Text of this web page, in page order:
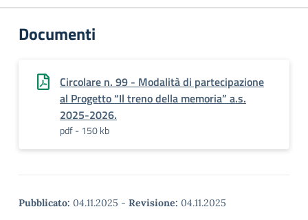
Documenti
Circolare n. 99 - Modalità di partecipazione
al Progetto “Il treno della memoria” a.s.
2025-2026.
pdf - 150 kb
Pubblicato: 04.11.2025 - Revisione: 04.11.2025